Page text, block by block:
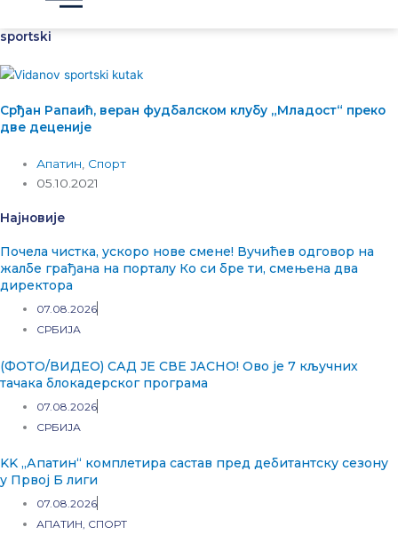
sportski
Срђан Рапаић, веран фудбалском клубу „Младост“ преко
две деценије
Апатин Спорт
05.10.2021
Најновије
Почела чистка, ускоро нове смене! Вучићев одговор на
жалбе грађана на порталу Ко си бре ти, смењена два
директора
07.08.2026
СРБИЈА
(ФОТО/ВИДЕО) САД ЈЕ СВЕ ЈАСНО! Ово је 7 кључних
тачака блокадерског програма
07.08.2026
СРБИЈА
KK „Апатин“ комплетира састав пред дебитантску сезону
у Првој Б лиги
07.08.2026
АПАТИН, СПОРТ